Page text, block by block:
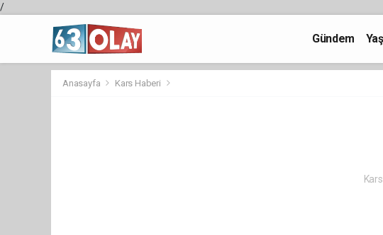
/
Gündem
Anasayfa Kars Haberi